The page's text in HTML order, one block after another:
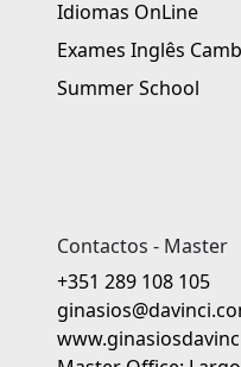
Idiomas OnLine
Exames Inglês
Summer School
Contactos - Master
+351 289 108 105